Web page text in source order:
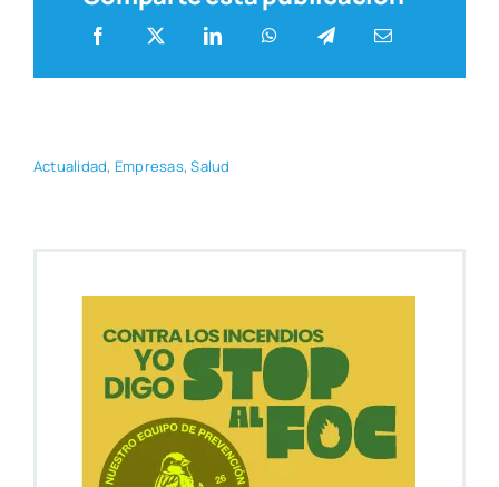
Actua­li­dad, Empre­sas,Salud